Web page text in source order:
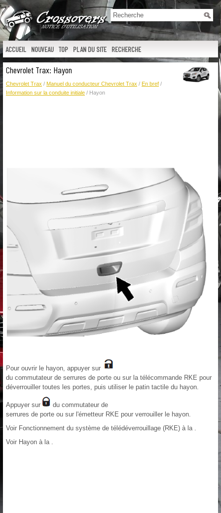
ACCUEIL NOUVEAU TOP PLAN DU SITE RECHERCHE
Chevrolet Trax: Hayon
Chevrolet Trax / Manuel du conducteur Chevrolet Trax / En bref /
Information sur la conduite initiale / Hayon
Pour ouvrir le hayon, appuyer sur
du commutateur de serrures de porte ou sur la télécommande RKE pour
déverrouiller toutes les portes, puis utiliser le patin tactile du hayon.
Appuyer sur
du commutateur de
serrures de porte ou sur l'émetteur RKE pour verrouiller le hayon.
Voir Fonctionnement du système de télédéverrouillage (RKE) à la .
Voir Hayon à la .